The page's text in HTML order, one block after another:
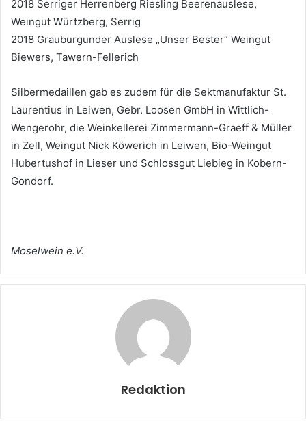
2018 Serriger Herrenberg Riesling Beerenauslese,
Weingut Würtzberg, Serrig
2018 Grauburgunder Auslese „Unser Bester“ Weingut
Biewers, Tawern-Fellerich
Silbermedaillen gab es zudem für die Sektmanufaktur St.
Laurentius in Leiwen, Gebr. Loosen GmbH in Wittlich-
Wengerohr, die Weinkellerei Zimmermann-Graeff & Müller
in Zell, Weingut Nick Köwerich in Leiwen, Bio-Weingut
Hubertushof in Lieser und Schlossgut Liebieg in Kobern-
Gondorf.
Moselwein e.V.
Redaktion